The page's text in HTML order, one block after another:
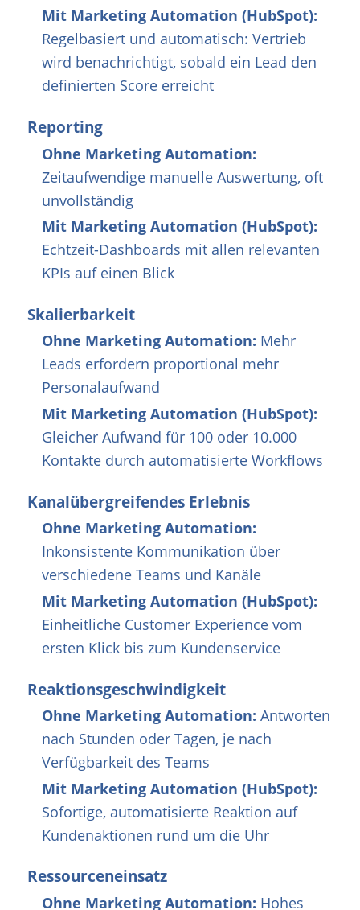
Mit Marketing Automation (HubSpot):
Regelbasiert und automatisch: Vertrieb
wird benachrichtigt, sobald ein Lead den
definierten Score erreicht
Reporting
Ohne Marketing Automation:
Zeitaufwendige manuelle Auswertung, oft
unvollständig
Mit Marketing Automation (HubSpot):
Echtzeit-Dashboards mit allen relevanten
KPIs auf einen Blick
Skalierbarkeit
Ohne Marketing Automation: Mehr
Leads erfordern proportional mehr
Personalaufwand
Mit Marketing Automation (HubSpot):
Gleicher Aufwand für 100 oder 10.000
Kontakte durch automatisierte Workflows
Kanalübergreifendes Erlebnis
Ohne Marketing Automation:
Inkonsistente Kommunikation über
verschiedene Teams und Kanäle
Mit Marketing Automation (HubSpot):
Einheitliche Customer Experience vom
ersten Klick bis zum Kundenservice
Reaktionsgeschwindigkeit
Ohne Marketing Automation: Antworten
nach Stunden oder Tagen, je nach
Verfügbarkeit des Teams
Mit Marketing Automation (HubSpot):
Sofortige, automatisierte Reaktion auf
Kundenaktionen rund um die Uhr
Ressourceneinsatz
Ohne Marketing Automation: Hohes